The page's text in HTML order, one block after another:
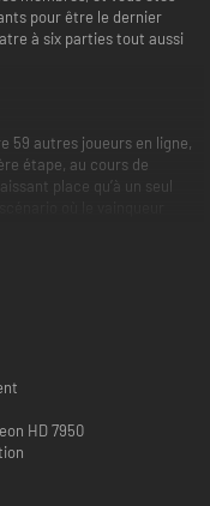
pour être le dernier
à six parties tout aussi
59 autres joueurs en ligne,
étape, au cours de
place qu’à un seul
à chacune des
intégrée au jeu,
transformer votre
- une tête
? Il n'y a qu'à
de "félicitations" pour
environ, ou de
dans les niveaux au
mais parfois,
HD 7950